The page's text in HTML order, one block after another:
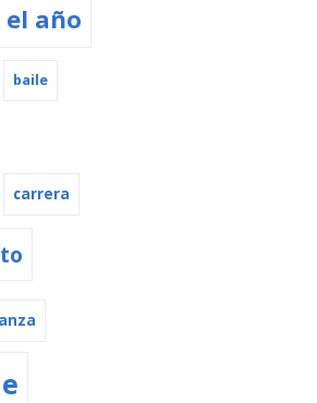
año
baile
carrera